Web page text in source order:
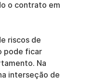
o contrato em
riscos de
pode ficar
Na
interseção de